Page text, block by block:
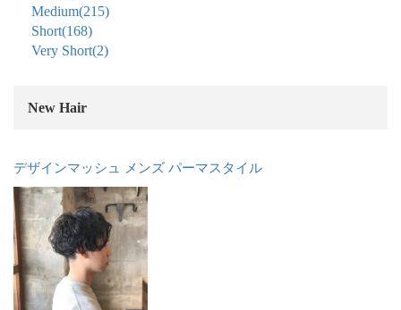
Medium(215)
Short(168)
Very Short(2)
New Hair
デザインマッシュ メンズ パーマスタイル